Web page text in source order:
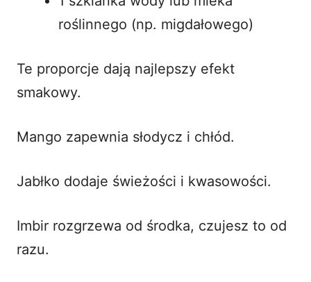
roślinnego (np. migdałowego)
Te proporcje dają najlepszy efekt
smakowy.
Mango zapewnia słodycz i chłód.
Jabłko dodaje świeżości i kwasowości.
Imbir rozgrzewa od środka, czujesz to od
razu.